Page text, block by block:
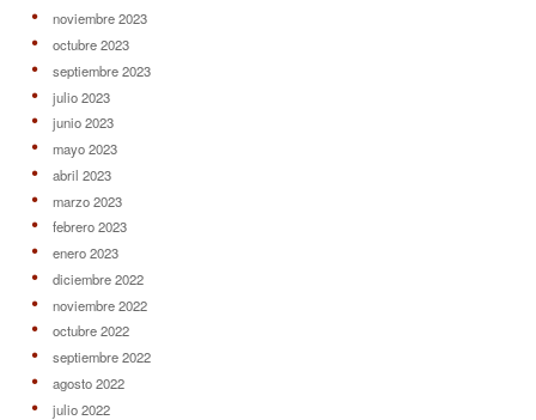
noviembre 2023
octubre 2023
septiembre 2023
julio 2023
junio 2023
mayo 2023
abril 2023
marzo 2023
febrero 2023
enero 2023
diciembre 2022
noviembre 2022
octubre 2022
septiembre 2022
agosto 2022
julio 2022